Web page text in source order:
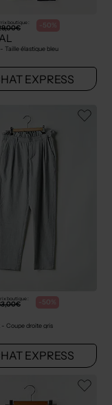
boutique : -50%
Taille élastique bleu
EXPRESS
boutique : -50%
- Coupe droite gris
EXPRESS